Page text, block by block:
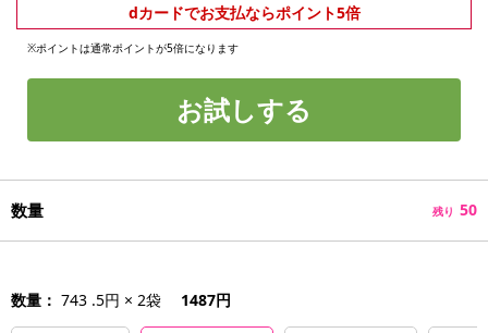
dカードでお支払ならポイント5倍
※ポイントは通常ポイントが5倍になります
お試しする
数量 残り 50
数量： 743 .5円 × 2袋 1487円